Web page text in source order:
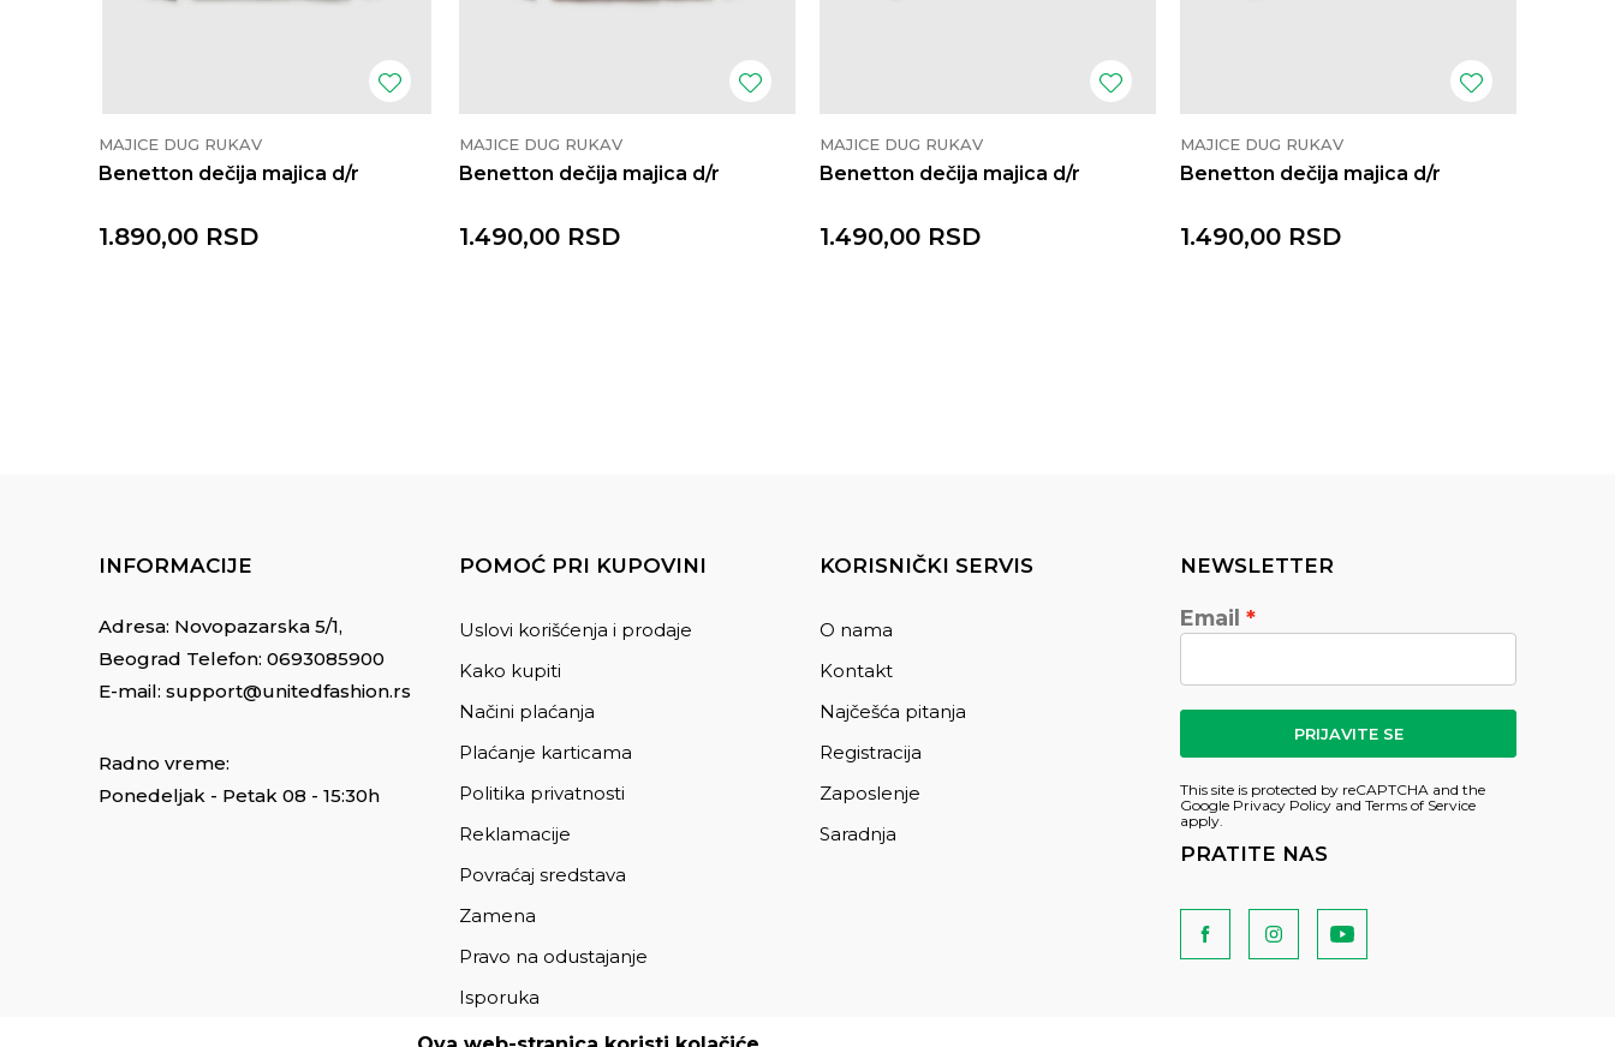
MAJICE DUG RUKAV
Benetton dečija majica d/r
1.890,00 RSD
MAJICE DUG RUKAV
Benetton dečija majica d/r
1.490,00 RSD
MAJICE DUG RUKAV
Benetton dečija majica d/r
1.490,00 RSD
MAJICE DUG RUKAV
Benetton dečija majica d/r
1.490,00 RSD
INFORMACIJE
Adresa: Novopazarska 5/1,
Beograd Telefon: 0693085900
E-mail: support@unitedfashion.rs
Radno vreme:
Ponedeljak - Petak 08 - 15:30h
POMOĆ PRI KUPOVINI
Uslovi korišćenja i prodaje
Kako kupiti
Načini plaćanja
Plaćanje karticama
Politika privatnosti
Reklamacije
Povraćaj sredstava
Zamena
Pravo na odustajanje
Isporuka
KORISNIČKI SERVIS
O nama
Kontakt
Najčešća pitanja
Registracija
Zaposlenje
Saradnja
NEWSLETTER
Email
PRIJAVITE SE
This site is protected by reCAPTCHA and the
Google Privacy Policy and Terms of Service
apply.
PRATITE NAS